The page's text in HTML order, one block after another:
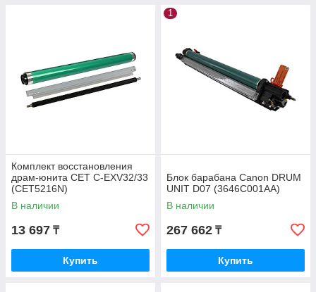
Комплект восстановления
драм-юнита CET C-EXV32/33
(CET5216N)
В наличии
13 697 ₸
Купить
1
Блок барабана Canon DRUM
UNIT D07 (3646C001AA)
В наличии
267 662 ₸
Купить